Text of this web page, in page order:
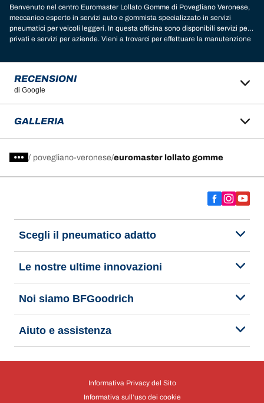
Benvenuto nel centro Euromaster Lollato Gomme di Povegliano Veronese,
meccanico esperto in servizi auto e gommista specializzato in servizi
pneumatici per veicoli leggeri. In questa officina sono disponibili servizi per
privati e servizi per aziende. Vieni a trovarci per effettuare la manutenzione
mezzi agricoli, mezzi industriali. Nella nostra officina a Povegliano
Chiedi un consiglio ai nostri esperti per scoprire il modello e le dimensioni
delle gomme più adatte alle tue esigenze. Nell’officina sono disponibili le
migliori marche per il tuo veicolo:gomme Michelin,BFGoodrich,Tigar,
Yokohama,Austone
Prenota un appuntamento o richiedi un preventivo per il servizio che cerchi.
RECENSIONI
di Google
GALLERIA
/ povegliano-veronese euromaster lollato gomme
Scegli il pneumatico adatto
Le nostre ultime innovazioni
Noi siamo BFGoodrich
Aiuto e assistenza
Informativa Privacy del Sito
Informativa sull’uso dei cookie